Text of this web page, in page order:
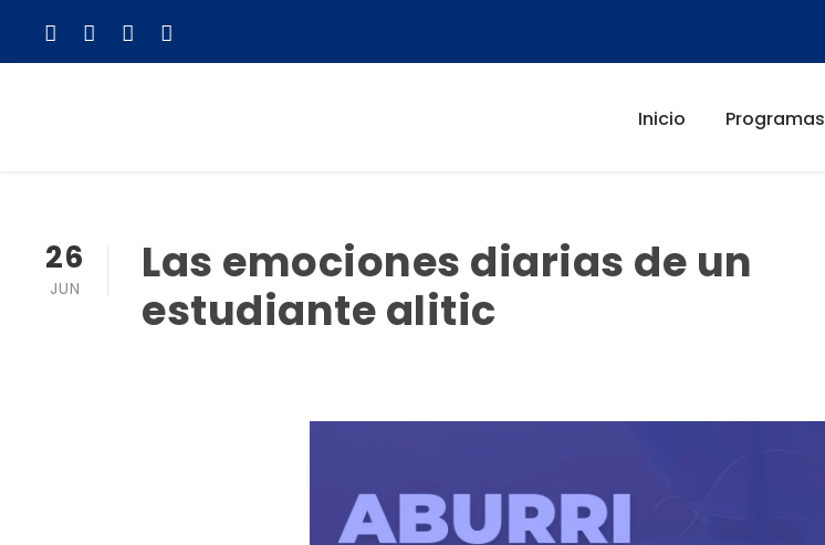
Inicio Programas
26
JUN
Las emociones diarias de un
estudiante alitic